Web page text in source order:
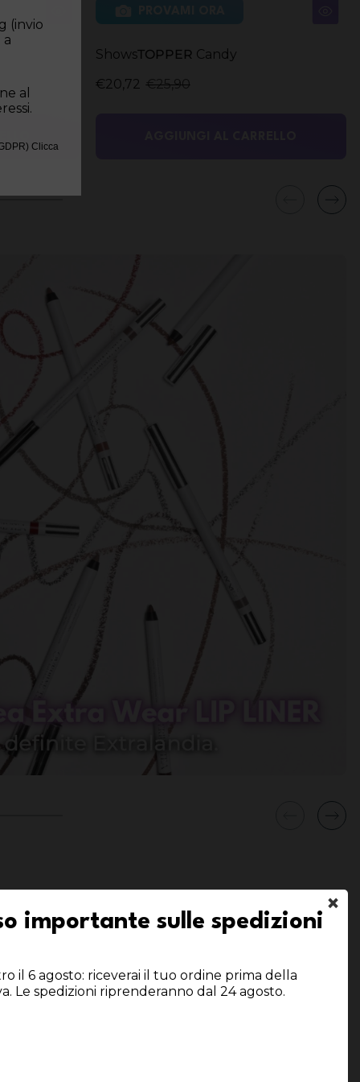
importante sulle spedizioni
×
il 6 agosto: riceverai il tuo ordine prima della
Le spedizioni riprenderanno dal 24 agosto.
ShowsTOPPER Candy
€20,72 €25,90
(invio
a
al
Clicca